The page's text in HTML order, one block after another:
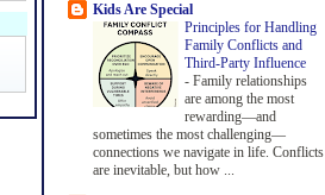
Kids Are Special
Principles for Handling
Family Conflicts and
Third-Party Influence
- Family relationships
are among the most
rewarding—and
sometimes the most challenging—
connections we navigate in life. Conflicts
are inevitable, but how ...